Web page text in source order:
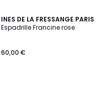
INES DE LA FRESSANGE PARIS
Espadrille Francine rose
60,00 €
3
/
3
Couleurs